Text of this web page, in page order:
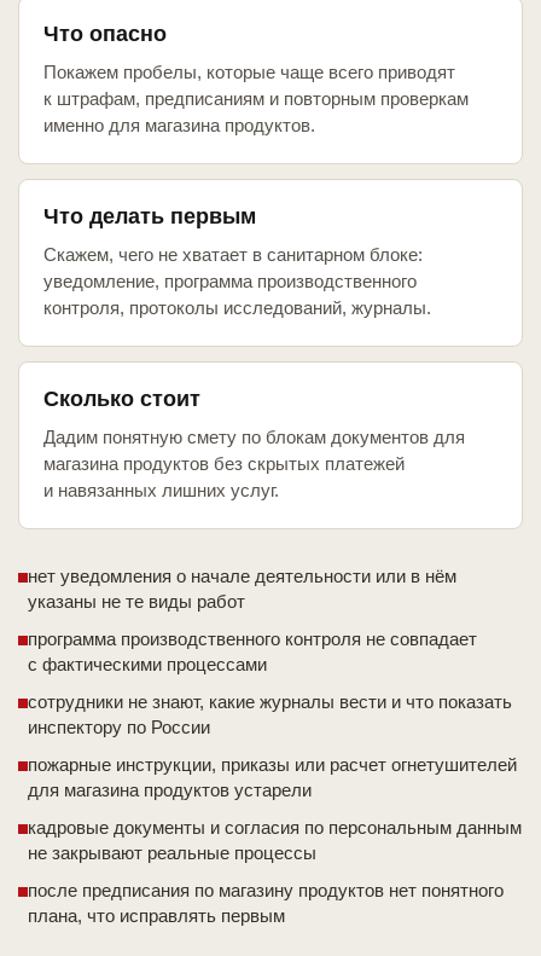
Что опасно
Покажем пробелы, которые чаще всего приводят
к штрафам, предписаниям и повторным проверкам
именно для магазина продуктов.
Что делать первым
Скажем, чего не хватает в санитарном блоке:
уведомление, программа производственного
контроля, протоколы исследований, журналы.
Сколько стоит
Дадим понятную смету по блокам документов для
магазина продуктов без скрытых платежей
и навязанных лишних услуг.
нет уведомления о начале деятельности или в нём
указаны не те виды работ
программа производственного контроля не совпадает
с фактическими процессами
сотрудники не знают, какие журналы вести и что показать
инспектору по России
пожарные инструкции, приказы или расчет огнетушителей
для магазина продуктов устарели
кадровые документы и согласия по персональным данным
не закрывают реальные процессы
после предписания по магазину продуктов нет понятного
плана, что исправлять первым